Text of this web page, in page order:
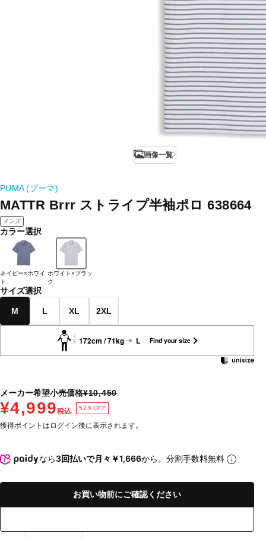
画像一覧
PUMA (プーマ)
MATTR Brrr ストライプ半袖ポロ 638664
メンズ
カラー選択
ネイビー×ホワイ
ト
ホワイト×ブラッ
ク
サイズ選択
M L XL 2XL
172cm / 71kg L Find your size
メーカー希望小売価格¥10,450
¥4,999税込 52％OFF
獲得ポイントはログイン後に表示されます。
なら3回払いで月々￥1,666から。分割手数料無料
お買い物前にご確認ください